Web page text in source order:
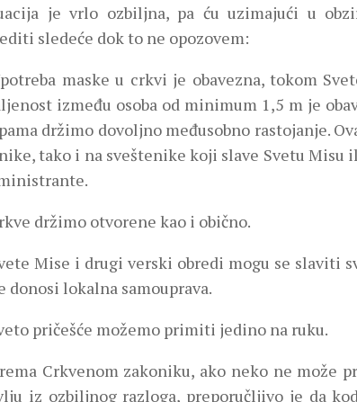
je vrlo ozbiljna, pa ću uzimajući u
sledeće dok to ne opozovem:
maske u crkvi je obavezna, tokom
između osoba od minimum 1,5 m je
držimo dovoljno međusobno rastojanje.
tako i na sveštenike koji slave Svetu Misu
držimo otvorene kao i obično.
Mise i drugi verski obredi mogu se slaviti
donosi lokalna samouprava.
pričešće možemo primiti jedino na ruku.
Crkvenom zakoniku, ako neko ne može
iz ozbiljnog razloga, preporučljivo je da